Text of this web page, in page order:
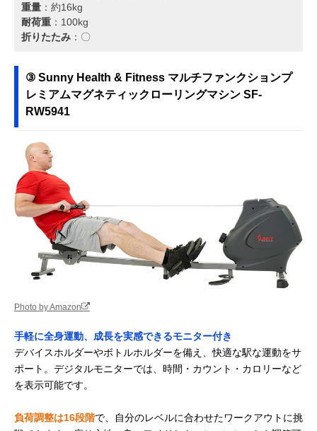
重量 ：約16kg
耐荷重 ：100kg
折りたたみ ：〇
③ Sunny Health & Fitness マルチファンクションプ
レミアムマグネティックローリングマシン SF-
RW5941
Photo by Amazon
手軽に全身運動、成長を実感できるモニター付き
デバイスホルダーやボトルホルダーを備え、快適な駅な運動をサ
ポート。デジタルモニターでは、時間・カウント・カロリーなど
を表示可能です。
負荷調整は16段階で、自分のレベルに合わせたワークアウトに挑